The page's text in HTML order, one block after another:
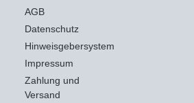
AGB
Datenschutz
Hinweisgebersystem
Impressum
Zahlung und
Versand